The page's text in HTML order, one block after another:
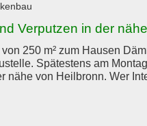
Verputzen in der
250 m² zum Hausen
Spätestens am
nähe von Heilbronn. Wer